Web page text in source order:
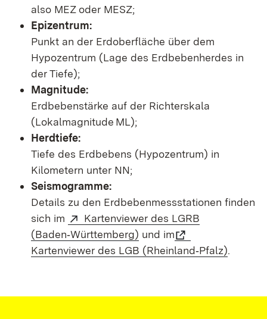
also MEZ oder MESZ;
Epizentrum:
Punkt an der Erdoberfläche über dem
Hypozentrum (Lage des Erdbebenherdes in
der Tiefe);
Magnitude:
Erdbebenstärke auf der Richterskala
(Lokalmagnitude ML);
Herdtiefe:
Tiefe des Erdbebens (Hypozentrum) in
Kilometern unter NN;
Seismogramme:
Details zu den Erdbebenmessstationen finden
sich im
Kartenviewer des LGRB
(Baden‑Württemberg) und im
Kartenviewer des LGB (Rheinland‑Pfalz).